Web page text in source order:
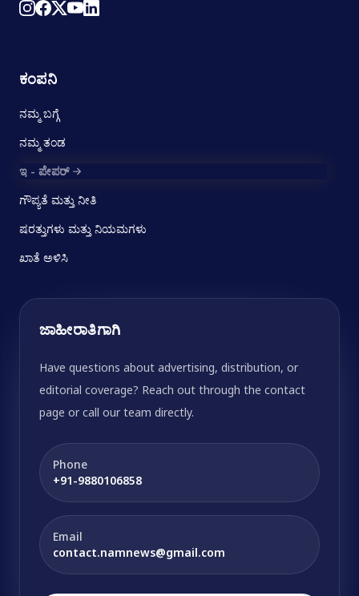
ಕಂಪನಿ
ನಮ್ಮ ಬಗ್ಗೆ
ನಮ್ಮ ತಂಡ
ಇ - ಪೇಪರ್
ಗೌಪ್ಯತೆ ಮತ್ತು ನೀತಿ
ಷರತ್ತುಗಳು ಮತ್ತು ನಿಯಮಗಳು
ಖಾತೆ ಅಳಿಸಿ
ಜಾಹೀರಾತಿಗಾಗಿ
Have questions about advertising, distribution, or
editorial coverage? Reach out through the contact
page or call our team directly.
Phone
+91-9880106858
Email
contact.namnews@gmail.com